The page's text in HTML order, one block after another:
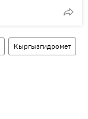
Кыргызгидромет